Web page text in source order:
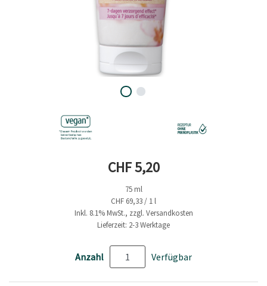
Aktueller Preis
CHF 5,20
75 ml
CHF 69,33 / 1 l
Inkl. 8.1% MwSt., zzgl. Versandkosten
Lieferzeit: 2-3 Werktage
Anzahl Verfügbar